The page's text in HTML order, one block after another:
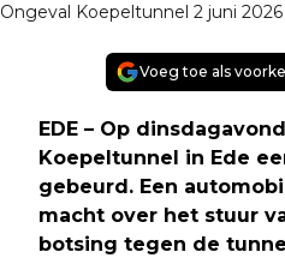
Ongeval Koepeltunnel 2 juni 2026
Voeg toe als
EDE – Op
Koepeltunnel in Ede
gebeurd. Een
macht over het stuur
botsing tegen de